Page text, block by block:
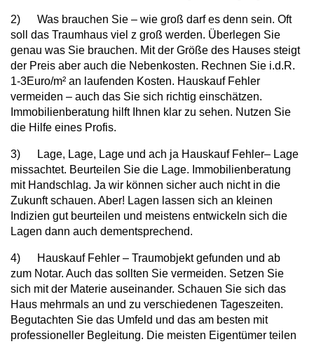
2) Was brauchen Sie – wie groß darf es denn sein. Oft
soll das Traumhaus viel z groß werden. Überlegen Sie
genau was Sie brauchen. Mit der Größe des Hauses steigt
der Preis aber auch die Nebenkosten. Rechnen Sie i.d.R.
1-3Euro/m² an laufenden Kosten. Hauskauf Fehler
vermeiden – auch das Sie sich richtig einschätzen.
Immobilienberatung hilft Ihnen klar zu sehen. Nutzen Sie
die Hilfe eines Profis.
3) Lage, Lage, Lage und ach ja Hauskauf Fehler– Lage
missachtet. Beurteilen Sie die Lage. Immobilienberatung
mit Handschlag. Ja wir können sicher auch nicht in die
Zukunft schauen. Aber! Lagen lassen sich an kleinen
Indizien gut beurteilen und meistens entwickeln sich die
Lagen dann auch dementsprechend.
4) Hauskauf Fehler – Traumobjekt gefunden und ab
zum Notar. Auch das sollten Sie vermeiden. Setzen Sie
sich mit der Materie auseinander. Schauen Sie sich das
Haus mehrmals an und zu verschiedenen Tageszeiten.
Begutachten Sie das Umfeld und das am besten mit
professioneller Begleitung. Die meisten Eigentümer teilen